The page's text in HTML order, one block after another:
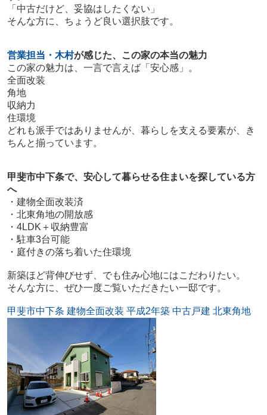
「中古だけど、妥協はしたくない」
そんな方に、ちょうど良い選択肢です。
営業担当・木村が感じた、この家の本当の魅力
この家の魅力は、一言で言えば「安心感」。
全面改装
角地
収納力
住環境
どれも派手ではありませんが、暮らしを支える要素が、き
ちんと揃っています。
甲斐市中下条で、安心して暮らせる住まいを探している方
へ
・建物全面改装済
・北東角地の開放感
・4LDK＋収納豊富
・駐車3台可能
・庭付きの落ち着いた住環境
新築ほど背伸びせず、でも住み心地にはこだわりたい。
そんな方に、ぜひ一度ご覧いただきたい一邸です。
甲斐市中下条 建物全面改装 平成2年築 中古戸建 北東角地